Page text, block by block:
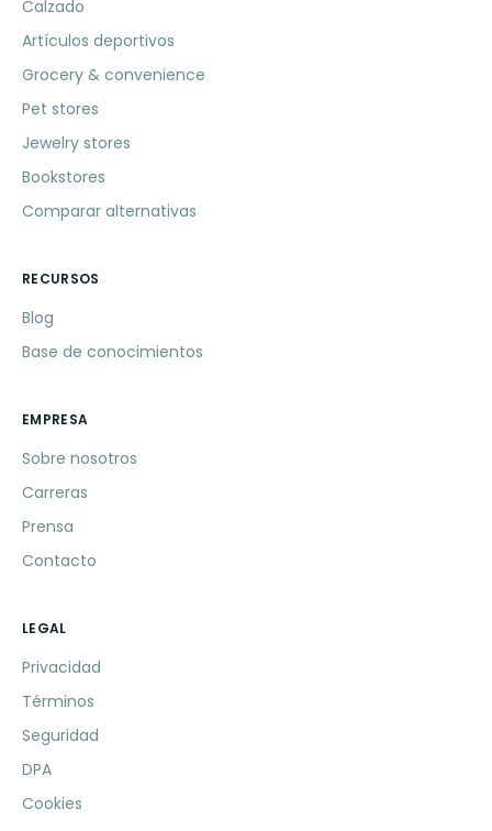
Calzado
Artículos deportivos
Grocery & convenience
Pet stores
Jewelry stores
Bookstores
Comparar alternativas
RECURSOS
Blog
Base de conocimientos
EMPRESA
Sobre nosotros
Carreras
Prensa
Contacto
LEGAL
Privacidad
Términos
Seguridad
DPA
Cookies